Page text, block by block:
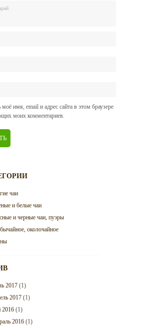
имя, email и адрес сайта в этом браузере
моих комментариев.
чаи
и белые чаи
и черные чаи, пуэры
околочайное
2017 (1)
2017 (1)
2016 (1)
2016 (1)